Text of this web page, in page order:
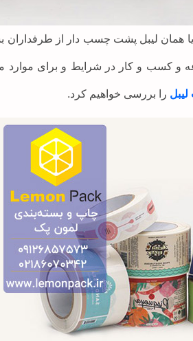
همان لیبل پشت چسب دار از طرفداران
و کسب و کار در شرایط و برای
را بررسی خواهیم کرد.